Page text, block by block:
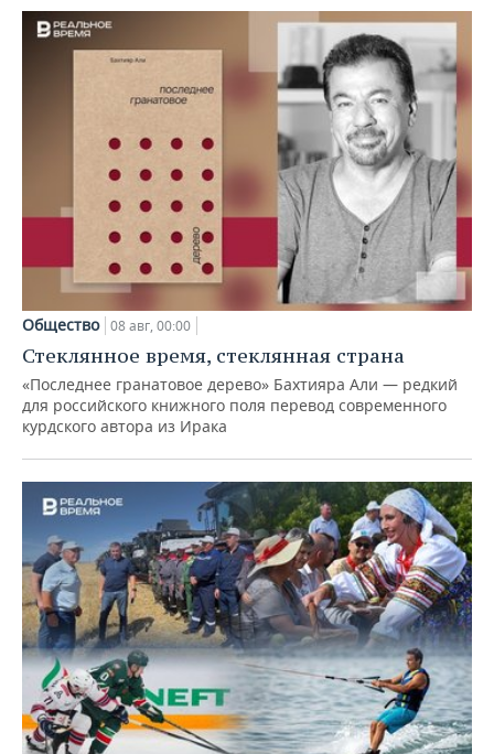
Общество 08 авг, 00:00
Стеклянное время, стеклянная страна
«Последнее гранатовое дерево» Бахтияра Али — редкий
для российского книжного поля перевод современного
курдского автора из Ирака